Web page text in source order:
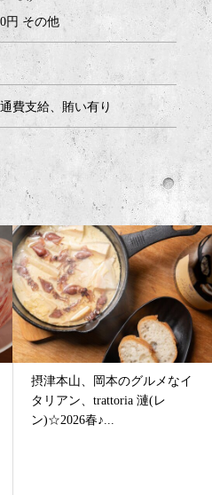
円 その他
費支給、賄い有り
摂津本山、岡本のグルメなイ
タリアン、trattoria 漣(レ
ン)☆2026春♪...